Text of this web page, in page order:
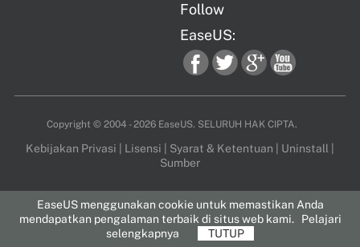
Follow
EaseUS:
fac
ebo
twi
tter
goo
gle
you
tub
Copyright © 2004 - 2026 EaseUS. SELURUH HAK CIPTA.
Kebijakan Privasi Lisensi Syarat & Ketentuan Uninstall
Sumber
EaseUS menggunakan cookie untuk memastikan Anda
mendapatkan pengalaman terbaik di situs web kami. Pelajari
selengkapnya
TUTUP